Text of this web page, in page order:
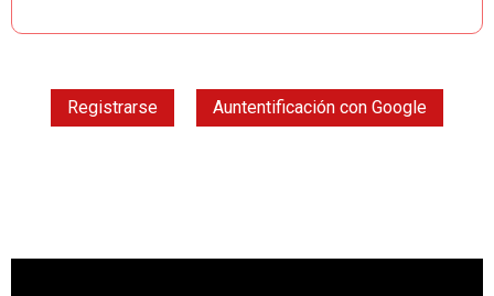
Registrarse Auntentificación con Google